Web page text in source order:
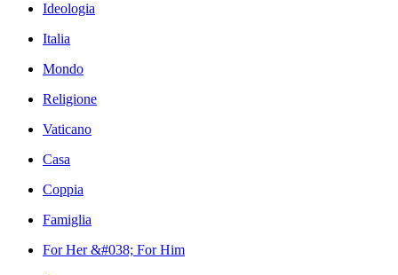
Ideologia
Italia
Mondo
Religione
Vaticano
Casa
Coppia
Famiglia
For Her &#038; For Him